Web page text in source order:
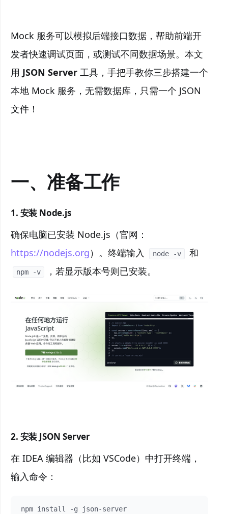
Mock 服务可以模拟后端接口数据，帮助前端开
发者快速调试页面，或测试不同数据场景。本文
用 JSON Server 工具，手把手教你三步搭建一个
本地 Mock 服务，无需数据库，只需一个 JSON
文件！
一、准备工作
1. 安装 Node.js
确保电脑已安装 Node.js（官网：
https://nodejs.org）。终端输入 node -v 和
npm -v ，若显示版本号则已安装。
2. 安装 JSON Server
在 IDEA 编辑器（比如 VSCode）中打开终端，
输入命令：
npm install -g json-server